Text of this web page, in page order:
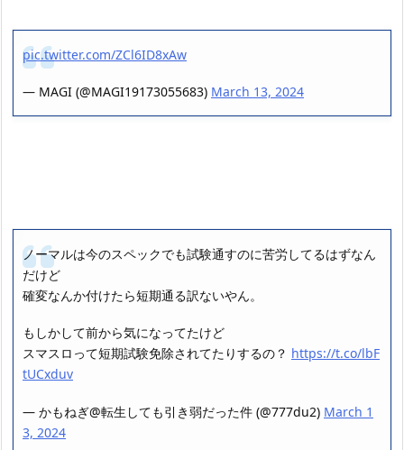
pic.twitter.com/ZCl6ID8xAw
— MAGI (@MAGI19173055683) March 13, 2024
ノーマルは今のスペックでも試験通すのに苦労してるはずなん
だけど
確変なんか付けたら短期通る訳ないやん。
もしかして前から気になってたけど
スマスロって短期試験免除されてたりするの？ https://t.co/lbF
tUCxduv
— かもねぎ@転生しても引き弱だった件 (@777du2) March 1
3, 2024